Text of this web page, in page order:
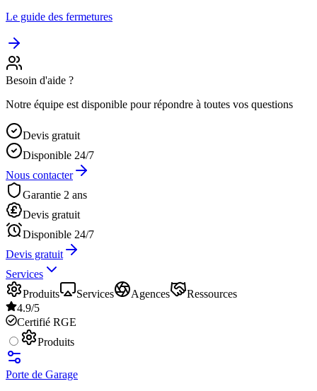
Le guide des fermetures
Besoin d'aide ?
Notre équipe est disponible pour répondre à toutes vos questions
Devis gratuit
Disponible 24/7
Nous contacter
Garantie 2 ans
Devis gratuit
Disponible 24/7
Devis gratuit
Services
Produits
Services Agences
Ressources
4.9/5
Certifié RGE
Produits
Porte de Garage